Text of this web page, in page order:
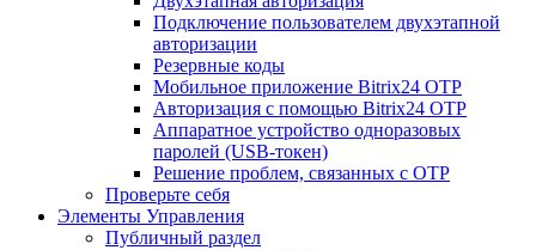
Подключение пользователем двухэтапной
авторизации
Резервные коды
Мобильное приложение Bitrix24 OTP
Авторизация с помощью Bitrix24 OTP
Аппаратное устройство одноразовых
паролей (USB-токен)
Решение проблем, связанных с OTP
Проверьте себя
Элементы Управления
Публичный раздел